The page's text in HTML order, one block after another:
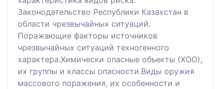
Законодательство Республики Казахстан в
области чрезвычайных ситуаций.
Поражающие факторы источников
чрезвычайных ситуаций техногенного
характера.Химически опасные объекты (ХОО),
их группы и классы опасности.Виды оружия
массового поражения, их особенности и